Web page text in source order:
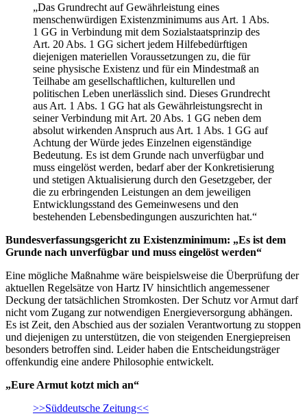
„Das Grundrecht auf Gewährleistung eines
menschenwürdigen Existenzminimums aus Art. 1 Abs.
1 GG in Verbindung mit dem Sozialstaatsprinzip des
Art. 20 Abs. 1 GG sichert jedem Hilfebedürftigen
diejenigen materiellen Voraussetzungen zu, die für
seine physische Existenz und für ein Mindestmaß an
Teilhabe am gesellschaftlichen, kulturellen und
politischen Leben unerlässlich sind. Dieses Grundrecht
aus Art. 1 Abs. 1 GG hat als Gewährleistungsrecht in
seiner Verbindung mit Art. 20 Abs. 1 GG neben dem
absolut wirkenden Anspruch aus Art. 1 Abs. 1 GG auf
Achtung der Würde jedes Einzelnen eigenständige
Bedeutung. Es ist dem Grunde nach unverfügbar und
muss eingelöst werden, bedarf aber der Konkretisierung
und stetigen Aktualisierung durch den Gesetzgeber, der
die zu erbringenden Leistungen an dem jeweiligen
Entwicklungsstand des Gemeinwesens und den
bestehenden Lebensbedingungen auszurichten hat.“
Bundesverfassungsgericht zu Existenzminimum: „Es ist dem
Grunde nach unverfügbar und muss eingelöst werden“
Eine mögliche Maßnahme wäre beispielsweise die Überprüfung der
aktuellen Regelsätze von Hartz IV hinsichtlich angemessener
Deckung der tatsächlichen Stromkosten. Der Schutz vor Armut darf
nicht vom Zugang zur notwendigen Energieversorgung abhängen.
Es ist Zeit, den Abschied aus der sozialen Verantwortung zu stoppen
und diejenigen zu unterstützen, die von steigenden Energiepreisen
besonders betroffen sind. Leider haben die Entscheidungsträger
offenkundig eine andere Philosophie entwickelt.
„Eure Armut kotzt mich an“
>>Süddeutsche Zeitung<<